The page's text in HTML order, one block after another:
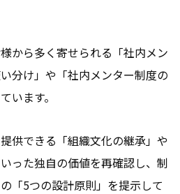
ち資料
から多く寄せられる「社内メン
分け」や「社内メンター制度の
います。
供できる「組織文化の継承」や
った独自の価値を再確認し、制
「5つの設計原則」を提示して